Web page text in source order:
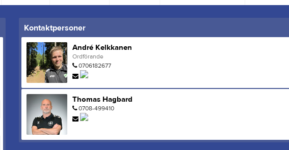
Kontaktpersoner
André Kelkkanen
Ordförande
0706182677
Thomas Hagbard
0708-499410